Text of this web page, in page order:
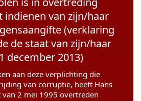
indienen van zijn/haar
(verklaring
de staat van zijn/haar
december 2013)
aan deze verplichting die
van corruptie, heeft Hans
2 mei 1995 overtreden